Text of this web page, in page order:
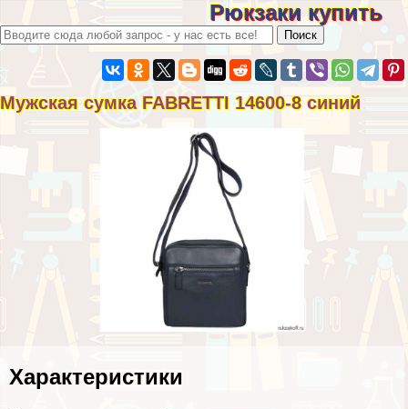
Рюкзаки купить
Мужская сумка FABRETTI 14600-8 синий
Хаpaктеристики